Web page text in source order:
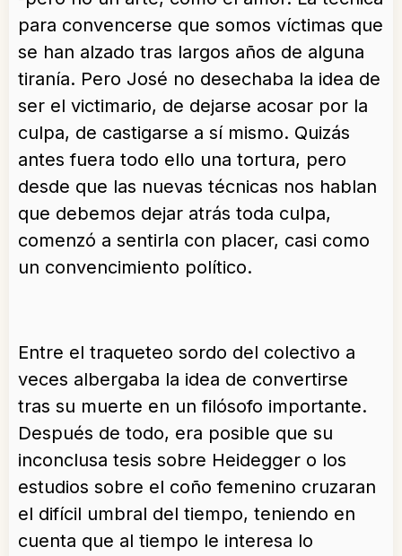
para convencerse que somos víctimas que
se han alzado tras largos años de alguna
tiranía. Pero José no desechaba la idea de
ser el victimario, de dejarse acosar por la
culpa, de castigarse a sí mismo. Quizás
antes fuera todo ello una tortura, pero
desde que las nuevas técnicas nos hablan
que debemos dejar atrás toda culpa,
comenzó a sentirla con placer, casi como
un convencimiento político.
Entre el traqueteo sordo del colectivo a
veces albergaba la idea de convertirse
tras su muerte en un filósofo importante.
Después de todo, era posible que su
inconclusa tesis sobre Heidegger o los
estudios sobre el coño femenino cruzaran
el difícil umbral del tiempo, teniendo en
cuenta que al tiempo le interesa lo